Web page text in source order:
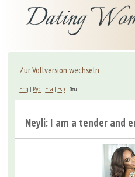
Zur Vollversion wechseln
Eng | Рус | Fra | Esp | Deu
Neyli: I am a tender and